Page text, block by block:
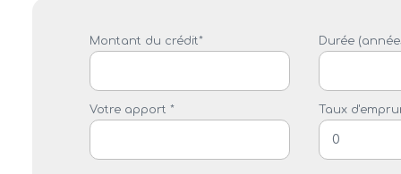
Montant du crédit* Durée
Votre apport * Taux